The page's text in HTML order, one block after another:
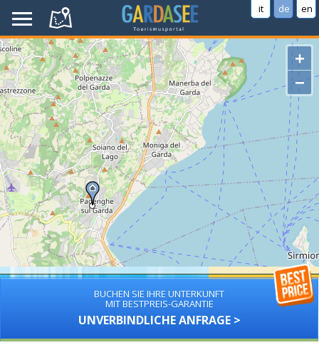
it de en
+
−
BUCHEN SIE IHRE UNTERKUNFT
MIT BESTPREIS-GARANTIE
UNVERBINDLICHE ANFRAGE >